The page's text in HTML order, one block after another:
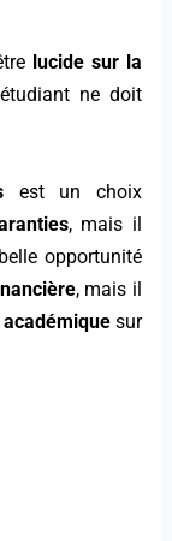
lucide sur la
ne doit
est un choix
, mais il
opportunité
, mais il
sur